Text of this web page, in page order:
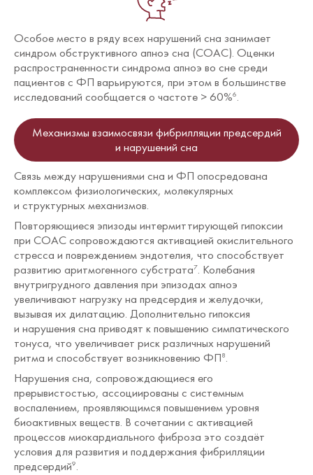
Особое место в ряду всех нарушений сна занимает
синдром обструктивного апноэ сна (СОАС). Оценки
распространенности синдрома апноэ во сне среди
пациентов с ФП варьируются, при этом в большинстве
исследований сообщается о частоте > 60%6.
Механизмы взаимосвязи фибрилляции предсердий
и нарушений сна
Связь между нарушениями сна и ФП опосредована
комплексом физиологических, молекулярных
и структурных механизмов.
Повторяющиеся эпизоды интермиттирующей гипоксии
при СОАС сопровождаются активацией окислительного
стресса и повреждением эндотелия, что способствует
развитию аритмогенного субстрата7. Колебания
внутригрудного давления при эпизодах апноэ
увеличивают нагрузку на предсердия и желудочки,
вызывая их дилатацию. Дополнительно гипоксия
и нарушения сна приводят к повышению симпатического
тонуса, что увеличивает риск различных нарушений
ритма и способствует возникновению ФП8.
Нарушения сна, сопровождающиеся его
прерывистостью, ассоциированы с системным
воспалением, проявляющимся повышением уровня
биоактивных веществ. В сочетании с активацией
процессов миокардиального фиброза это создаёт
условия для развития и поддержания фибрилляции
предсердий9.